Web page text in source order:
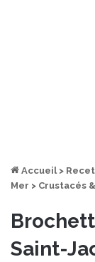
Accueil >
Mer > Crustacés
Saint-